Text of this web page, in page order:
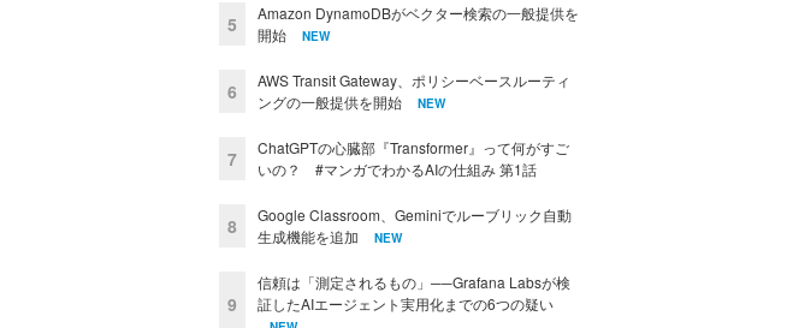
5
Amazon DynamoDBがベクター検索の一般提供を
開始
NEW
6
AWS Transit Gateway、ポリシーベースルーティ
ングの一般提供を開始
NEW
7
ChatGPTの心臓部『Transformer』って何がすご
いの？ #マンガでわかるAIの仕組み 第1話
8
Google Classroom、Geminiでルーブリック自動
生成機能を追加
NEW
9
信頼は「測定されるもの」──Grafana Labsが検
証したAIエージェント実用化までの6つの疑い